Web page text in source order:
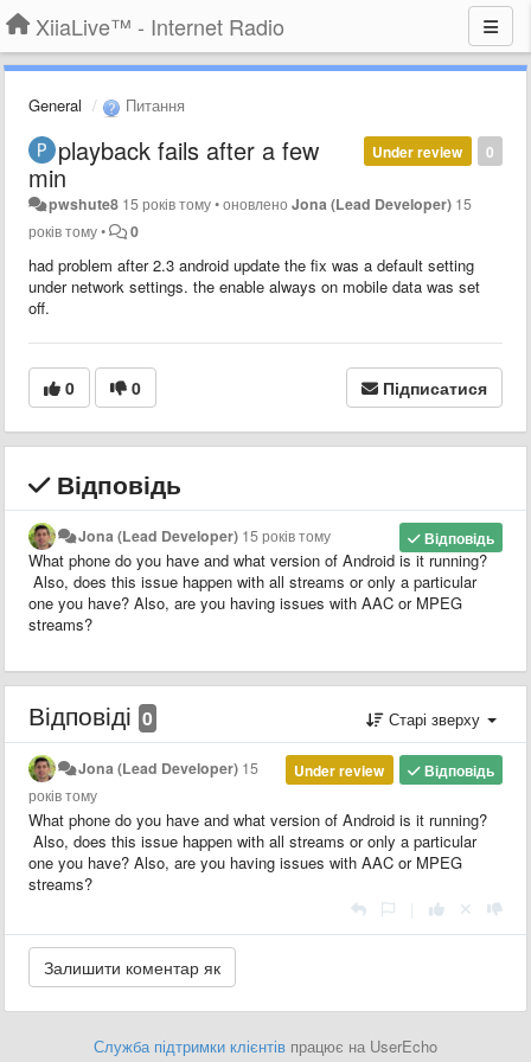
XiiaLive™ - Internet Radio
General Питання
0
Under review
playback fails after a few
min
pwshute8 15 років тому•оновленоJona (Lead Developer) 15
років тому• 0
had problem after 2.3 android update the fix was a default setting
under network settings. the enable always on mobile data was set
off.
0 0 Підписатися
Відповідь
Відповідь
Jona (Lead Developer) 15 років тому
What phone do you have and what version of Android is it running?
Also, does this issue happen with all streams or only a particular
one you have? Also, are you having issues with AAC or MPEG
streams?
Відповіді 0 Старі зверху
Відповідь
Under review
Jona (Lead Developer) 15
років тому
What phone do you have and what version of Android is it running?
Also, does this issue happen with all streams or only a particular
one you have? Also, are you having issues with AAC or MPEG
streams?
Служба підтримки клієнтів працює на UserEcho